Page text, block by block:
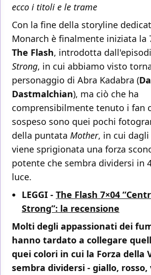
ecco i titoli e le trame
Con la fine della storyline
Monarch è finalmente iniziata la
The Flash, introdotta
Strong, in cui abbiamo visto
personaggio di Abra Kadabra (
Dastmalchian), ma ciò che ha
comprensibilmente tenuto i fan
sospeso sono quei pochi
della puntata Mother, in cui dagli
viene sprigionata una forza
potente che sembra dividersi in
luce.
LEGGI - The Flash 7×04
Strong”: la recensione
Molti degli appassionati dei
hanno tardato a collegare
quei colori in cui la Forza della
sembra dividersi - giallo, rosso,